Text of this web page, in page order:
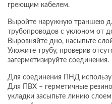
греющим кабелем.
Выройте наружную траншею
трубопроводов с уклоном от
Выровняйте дно, насыпьте
Уложите трубу, проверив
загерметизируйте соединения.
Для соединения ПНД
Для ПВХ – герметичные
укладки засыпьте линию